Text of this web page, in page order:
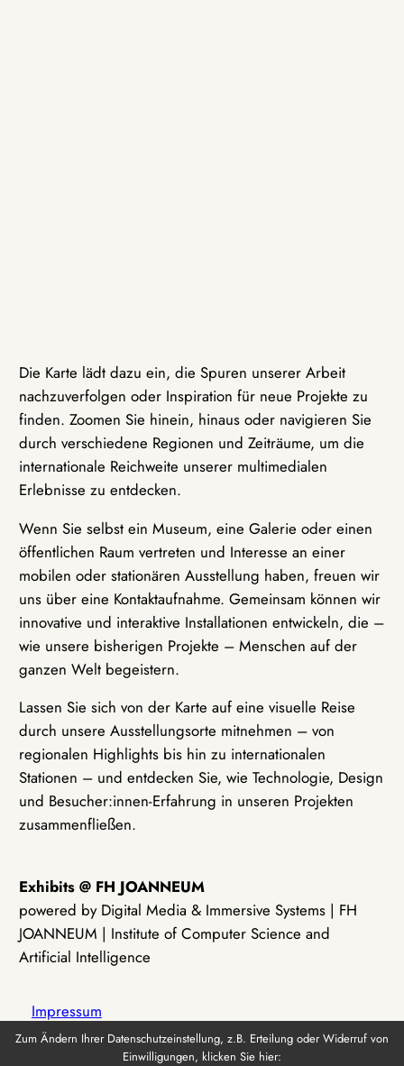
Die Karte lädt dazu ein, die Spuren unserer Arbeit
nachzuverfolgen oder Inspiration für neue Projekte zu
finden. Zoomen Sie hinein, hinaus oder navigieren Sie
durch verschiedene Regionen und Zeiträume, um die
internationale Reichweite unserer multimedialen
Erlebnisse zu entdecken.
Wenn Sie selbst ein Museum, eine Galerie oder einen
öffentlichen Raum vertreten und Interesse an einer
mobilen oder stationären Ausstellung haben, freuen wir
uns über eine Kontaktaufnahme. Gemeinsam können wir
innovative und interaktive Installationen entwickeln, die –
wie unsere bisherigen Projekte – Menschen auf der
ganzen Welt begeistern.
Lassen Sie sich von der Karte auf eine visuelle Reise
durch unsere Ausstellungsorte mitnehmen – von
regionalen Highlights bis hin zu internationalen
Stationen – und entdecken Sie, wie Technologie, Design
und Besucher:innen-Erfahrung in unseren Projekten
zusammenfließen.
Exhibits @ FH JOANNEUM
powered by Digital Media & Immersive Systems | FH
JOANNEUM | Institute of Computer Science and
Artificial Intelligence
Impressum
Zum Ändern Ihrer Datenschutzeinstellung, z.B. Erteilung oder Widerruf von
Einwilligungen, klicken Sie hier: